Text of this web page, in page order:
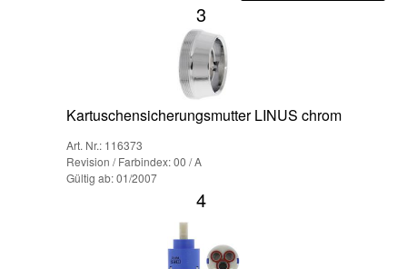
3
Kartuschensicherungsmutter LINUS chrom
Art. Nr.: 116373
Revision / Farbindex: 00 / A
Gültig ab: 01/2007
4